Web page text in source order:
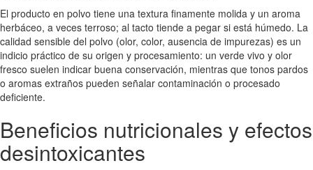
El producto en polvo tiene una textura finamente molida y un aroma
herbáceo, a veces terroso; al tacto tiende a pegar si está húmedo. La
calidad sensible del polvo (olor, color, ausencia de impurezas) es un
indicio práctico de su origen y procesamiento: un verde vivo y olor
fresco suelen indicar buena conservación, mientras que tonos pardos
o aromas extraños pueden señalar contaminación o procesado
deficiente.
Beneficios nutricionales y efectos
desintoxicantes